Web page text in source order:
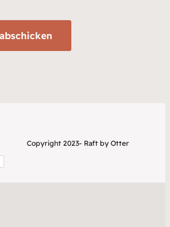
Copyright 2023- Raft by Otter